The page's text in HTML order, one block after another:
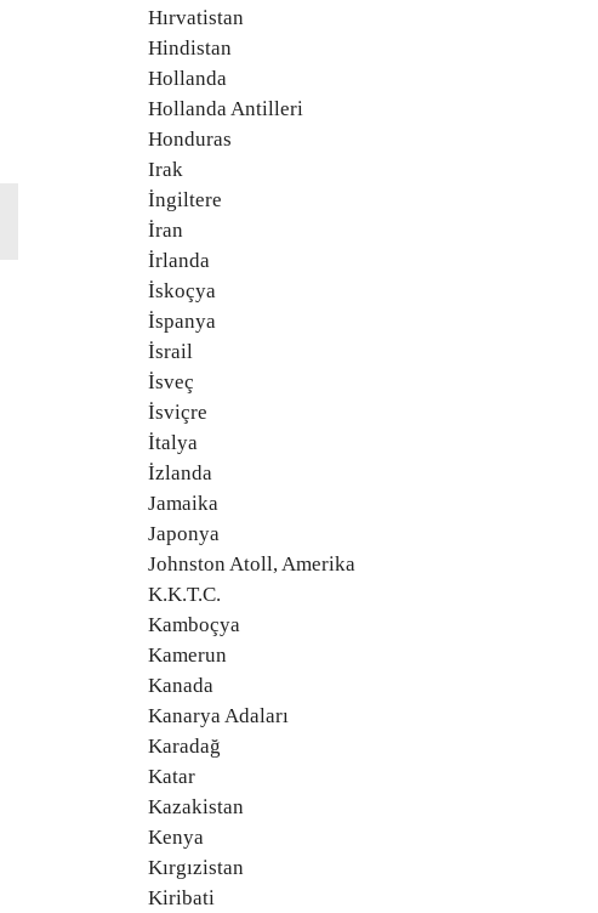
Hırvatistan
Hindistan
Hollanda
Hollanda Antilleri
Honduras
Irak
İngiltere
İran
İrlanda
İskoçya
İspanya
İsrail
İsveç
İsviçre
İtalya
İzlanda
Jamaika
Japonya
Johnston Atoll, Amerika
K.K.T.C.
Kamboçya
Kamerun
Kanada
Kanarya Adaları
Karadağ
Katar
Kazakistan
Kenya
Kırgızistan
Kiribati